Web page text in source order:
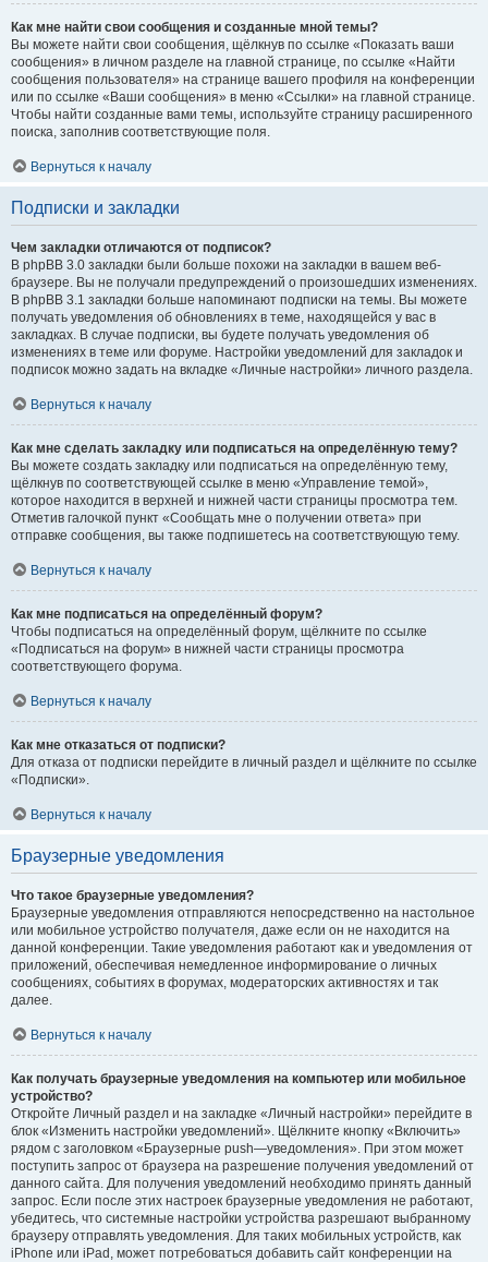
Как мне найти свои сообщения и созданные мной темы?
Вы можете найти свои сообщения, щёлкнув по ссылке «Показать ваши
сообщения» в личном разделе на главной странице, по ссылке «Найти
сообщения пользователя» на странице вашего профиля на конференции
или по ссылке «Ваши сообщения» в меню «Ссылки» на главной странице.
Чтобы найти созданные вами темы, используйте страницу расширенного
поиска, заполнив соответствующие поля.
Вернуться к началу
Подписки и закладки
Чем закладки отличаются от подписок?
В phpBB 3.0 закладки были больше похожи на закладки в вашем веб-
браузере. Вы не получали предупреждений о произошедших изменениях.
В phpBB 3.1 закладки больше напоминают подписки на темы. Вы можете
получать уведомления об обновлениях в теме, находящейся у вас в
закладках. В случае подписки, вы будете получать уведомления об
изменениях в теме или форуме. Настройки уведомлений для закладок и
подписок можно задать на вкладке «Личные настройки» личного раздела.
Вернуться к началу
Как мне сделать закладку или подписаться на определённую тему?
Вы можете создать закладку или подписаться на определённую тему,
щёлкнув по соответствующей ссылке в меню «Управление темой»,
которое находится в верхней и нижней части страницы просмотра тем.
Отметив галочкой пункт «Сообщать мне о получении ответа» при
отправке сообщения, вы также подпишетесь на соответствующую тему.
Вернуться к началу
Как мне подписаться на определённый форум?
Чтобы подписаться на определённый форум, щёлкните по ссылке
«Подписаться на форум» в нижней части страницы просмотра
соответствующего форума.
Вернуться к началу
Как мне отказаться от подписки?
Для отказа от подписки перейдите в личный раздел и щёлкните по ссылке
«Подписки».
Вернуться к началу
Браузерные уведомления
Что такое браузерные уведомления?
Браузерные уведомления отправляются непосредственно на настольное
или мобильное устройство получателя, даже если он не находится на
данной конференции. Такие уведомления работают как и уведомления от
приложений, обеспечивая немедленное информирование о личных
сообщениях, событиях в форумах, модераторских активностях и так
далее.
Вернуться к началу
Как получать браузерные уведомления на компьютер или мобильное
устройство?
Откройте Личный раздел и на закладке «Личный настройки» перейдите в
блок «Изменить настройки уведомлений». Щёлкните кнопку «Включить»
рядом с заголовком «Браузерные push—уведомления». При этом может
поступить запрос от браузера на разрешение получения уведомлений от
данного сайта. Для получения уведомлений необходимо принять данный
запрос. Если после этих настроек браузерные уведомления не работают,
убедитесь, что системные настройки устройства разрешают выбранному
браузеру отправлять уведомления. Для таких мобильных устройств, как
iPhone или iPad, может потребоваться добавить сайт конференции на